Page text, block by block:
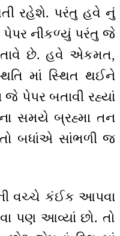
રહેશે. પરંતુ હવે નું
નીકળ્યું પરંતુ જે
છે. હવે એકમત,
માં સ્થિત થઈને
પેપર બતાવી રહ્યાં
સમયે બ્રહ્મા તન
તો બધાંએ સાંભળી જ
વચ્ચે કંઈક આપવા
પણ આવ્યાં છો. તો